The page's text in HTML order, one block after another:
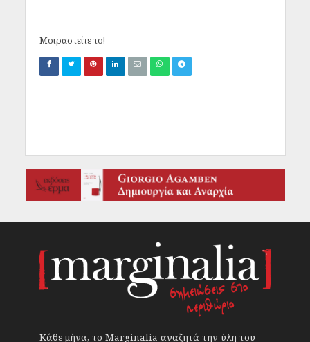
Μοιραστείτε το!
Κάθε μήνα, το Marginalia αναζητά την ύλη του